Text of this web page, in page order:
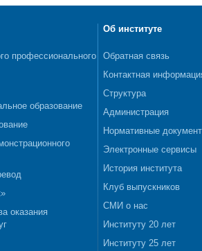
профессионального
образование
оказания
Об институте
Обратная связь
Контактная
Структура
Администрация
Нормативные
Электронные сервисы
История института
Клуб выпускников
СМИ о нас
Институту 20 лет
Институту 25 лет